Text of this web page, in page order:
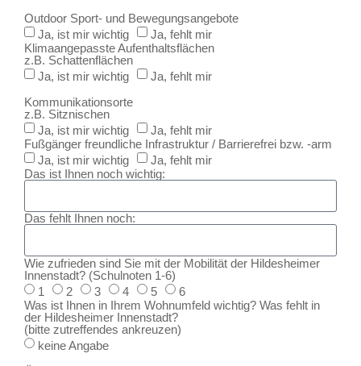
Outdoor Sport- und Bewegungsangebote
Ja, ist mir wichtig
Ja, fehlt mir
Klimaangepasste Aufenthaltsflächen
z.B. Schattenflächen
Ja, ist mir wichtig
Ja, fehlt mir
Kommunikationsorte
z.B. Sitznischen
Ja, ist mir wichtig
Ja, fehlt mir
Fußgänger freundliche Infrastruktur / Barrierefrei bzw. -arm
Ja, ist mir wichtig
Ja, fehlt mir
Das ist Ihnen noch wichtig:
Das fehlt Ihnen noch:
Wie zufrieden sind Sie mit der Mobilität der Hildesheimer
Innenstadt? (Schulnoten 1-6)
1
2 3 4 5
6
Was ist Ihnen in Ihrem Wohnumfeld wichtig? Was fehlt in
der Hildesheimer Innenstadt?
(bitte zutreffendes ankreuzen)
keine Angabe